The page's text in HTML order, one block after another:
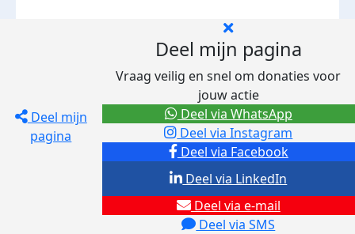
Deel mijn
pagina
Deel mijn pagina
Vraag veilig en snel om donaties voor
jouw actie
Deel via Facebook
Deel via Instagram
Deel via e-mail
Deel via SMS
Deel via LinkedIn
Deel via WhatsApp